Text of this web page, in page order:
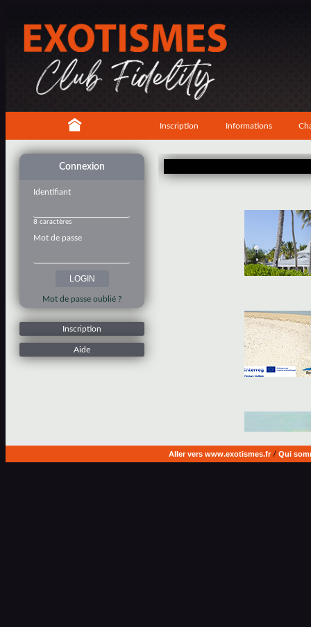
Inscription Informations
Connexion
Identifiant
8 caractères
Mot de passe
Mot de passe oublié ?
Inscription
Aide
Aller vers www.exotismes.fr/ Qui